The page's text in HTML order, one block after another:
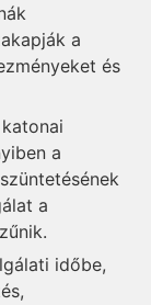
a
és
a
a
időbe,